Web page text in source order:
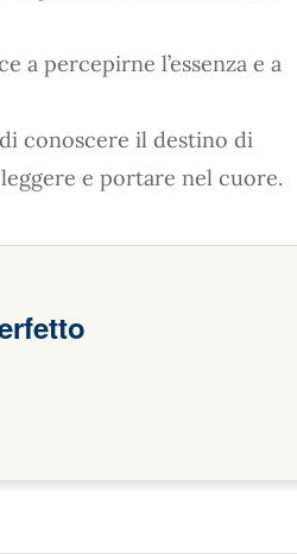
a percepirne l’essenza e a
conoscere il destino di
e portare nel cuore.